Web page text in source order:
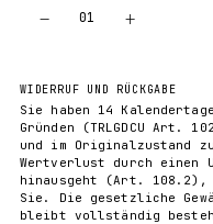
− 01 +
WIDERRUF UND RÜCKGABE
Sie haben 14
Gründen (TRLGDCU Art.
und im Originalzustand
Wertverlust durch einen
hinausgeht (Art. 108.2),
Sie. Die gesetzliche
bleibt vollständig